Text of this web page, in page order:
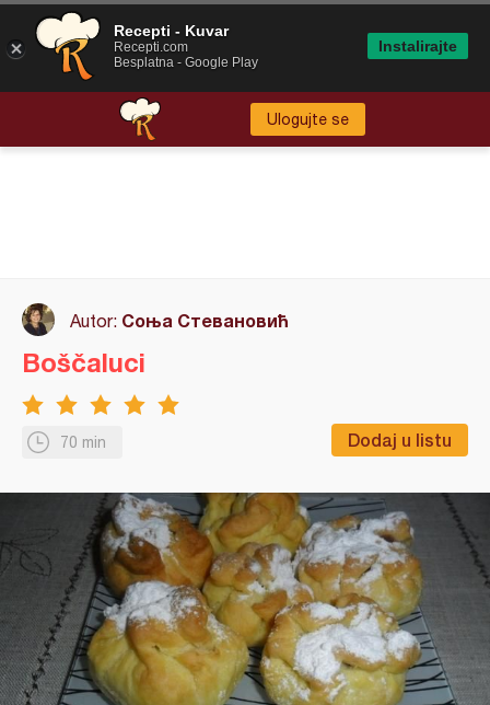
Ulogujte se
Autor: Соња Стевановић
70 min Dodaj u listu
Boščaluci
Recepti - Kuvar
Recepti.com
Besplatna - Google Play
Instalirajte